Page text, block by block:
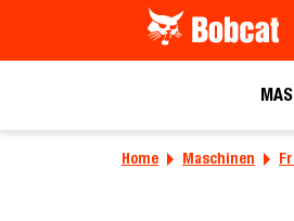
Home Maschinen